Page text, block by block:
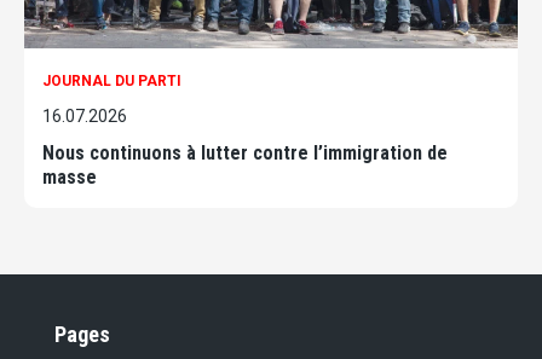
JOURNAL DU PARTI
16.07.2026
Nous continuons à lutter contre l’immigration de
masse
Pages